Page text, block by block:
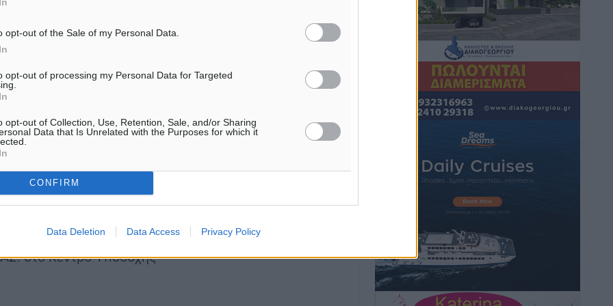
opt-out of the Sale of my Personal Data.
opt-out of processing my Personal Data for Targeted
opt-out of Collection, Use, Retention, Sale, and/or Sharing
Data that Is Unrelated with the Purposes for which it
CONFIRM
Data Deletion Data Access Privacy Policy
τους μεταφέρθηκαν
του ΕΚΑΒ και
διαπιστώθηκε ο
ασφαλώς είκοσι
επτά (27)
Λιμενικής Αρχής. Πέντε
λόγους στο
εξετάσεων εξήλθαν
άνδρες, 4 γυναίκες και 8
στο Κέντρο Υποδοχής
Θερινές εκπτώσεις 2026 έως τις 31
Αυγούστου – Τι πρέπει να προσέξουν οι
καταναλωτές
πριν 1 ώρα
ΑΔΜΗΕ: Ολοκληρώνεται η ηλεκτρική
διασύνδεση των Κυκλάδων, τα οφέλη
πριν 1 ώρα
στο εξωτερικό – Τι ισχύει για Έλληνες
Βούλγαροι τουρίστες: Λιγότερες
διανυκτερεύσεις στην Ελλάδα, αλλά
18% υψηλότερη δαπάνη ανά